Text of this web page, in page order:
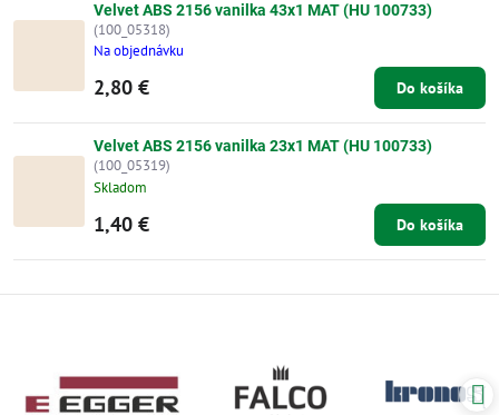
Velvet ABS 2156 vanilka 43x1 MAT (HU 100733)
(100_05318)
Na objednávku
2,80 € Do košíka
Velvet ABS 2156 vanilka 23x1 MAT (HU 100733)
(100_05319)
Skladom
1,40 € Do košíka